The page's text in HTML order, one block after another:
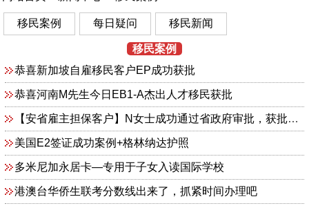
移民案例 每日疑问 移民新闻
移民案例
恭喜新加坡自雇移民客户EP成功获批
恭喜河南M先生今日EB1-A杰出人才移民获批
【安省雇主担保客户】N女士成功通过省政府审批，获批省提名
美国E2签证成功案例+格林纳达护照
多米尼加永居卡—专用于子女入读国际学校
港澳台华侨生联考分数线出来了，抓紧时间办理吧